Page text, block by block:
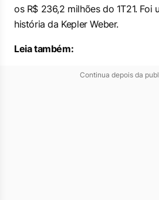
os R$ 236,2 milhões do 1T21. Foi
história da Kepler Weber.
Leia também:
Continua depois da